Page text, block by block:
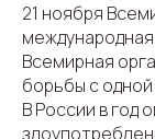
21 ноября
международная
Всемирная
борьбы с
В России в год